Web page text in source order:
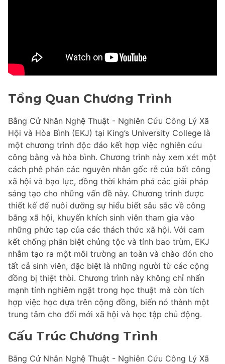
Tổng Quan Chương Trình
Bằng Cử Nhân Nghệ Thuật - Nghiên Cứu Công Lý Xã
Hội và Hòa Bình (EKJ) tại King’s University College là
một chương trình độc đáo kết hợp việc nghiên cứu
công bằng và hòa bình. Chương trình này xem xét một
cách phê phán các nguyên nhân gốc rễ của bất công
xã hội và bạo lực, đồng thời khám phá các giải pháp
sáng tạo cho những vấn đề này. Chương trình được
thiết kế để nuôi dưỡng sự hiểu biết sâu sắc về công
bằng xã hội, khuyến khích sinh viên tham gia vào
những phức tạp của các thách thức xã hội. Với cam
kết chống phân biệt chủng tộc và tính bao trùm, EKJ
nhằm tạo ra một môi trường an toàn và chào đón cho
tất cả sinh viên, đặc biệt là những người từ các cộng
đồng bị thiệt thòi. Chương trình này không chỉ nhấn
mạnh tính nghiêm ngặt trong học thuật mà còn tích
hợp việc học dựa trên cộng đồng, biến nó thành một
trung tâm cho đổi mới xã hội và học tập chủ động.
Cấu Trúc Chương Trình
Bằng Cử Nhân Nghệ Thuật - Nghiên Cứu Công Lý Xã